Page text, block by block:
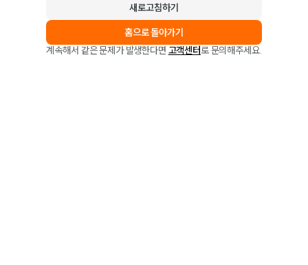
새로고침하기
홈으로 돌아가기
계속해서 같은 문제가 발생한다면 고객센터로 문의해주세요.